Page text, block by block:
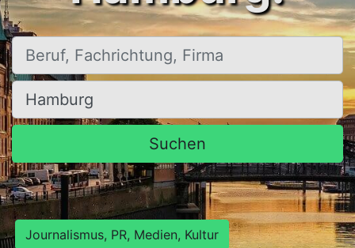
Beruf, Fachrichtung, Firma
Ort, Stadt
Suchen
Journalismus, PR, Medien, Kultur